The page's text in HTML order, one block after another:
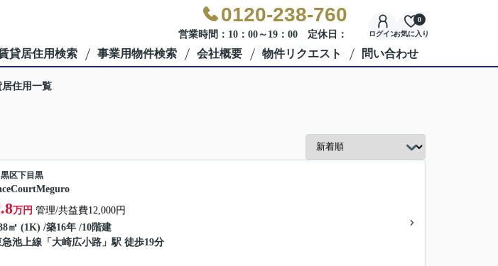
0120-238-760
営業時間：10：00～19：00 定休日： ログインお気に入り
0
貸居住用検索 事業用物件検索 会社概要 物件リクエスト 問い合わせ
住用一覧
黒区下目黒
万円 管理/共益費12,000円
㎡ (1K) /築16年 /10階建
急池上線 「 大崎広小路 」駅 徒歩19分